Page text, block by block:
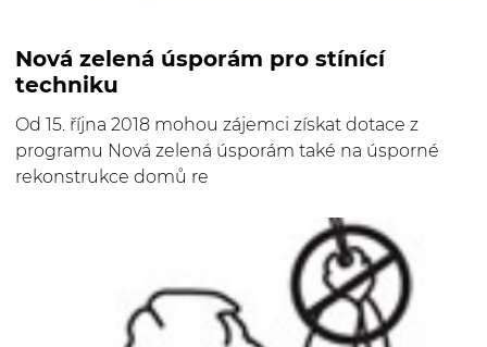
Nová zelená úsporám pro stínící
techniku
Od 15. října 2018 mohou zájemci získat dotace z
programu Nová zelená úsporám také na úsporné
rekonstrukce domů re